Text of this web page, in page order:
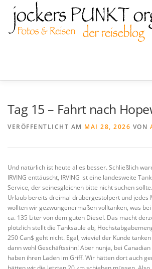
Inhalt
springen
Reiseblogs Tutorials
Tag 15 – Fahrt nach
VERÖFFENTLICHT AM MAI 28, 2026 VON
Und natürlich ist heute alles besser. Schließlich
IRVING enttäuscht, IRVING ist eine landesweite
Service, der seinesgleichen bitte nicht suchen
Urlaub bereits dreimal drübergestolpert und jedes
wollten wir gezwungenermaßen volltanken, was
ca. 135 Liter von dem guten Diesel. Das macht
plötzlich stellt die Tanksäule ab,
250 Can$ geht nicht. Egal, wieviel der Kunde
dann wohl Geschäftssinn! Aber nunja, bei
haben ihren Laden im Griff. Wir hätten dort auch